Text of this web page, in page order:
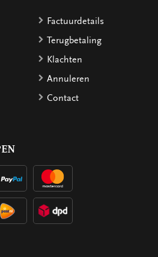
Factuurdetails
Terugbetaling
Klachten
Annuleren
Contact